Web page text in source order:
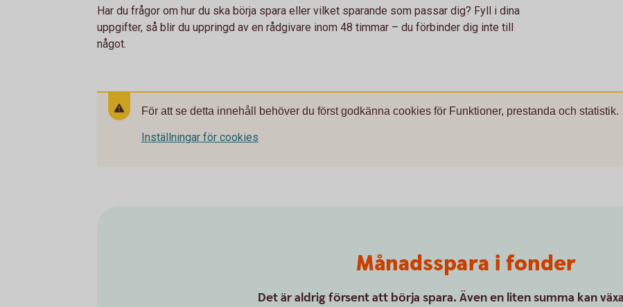
Har du frågor om hur du ska börja spara eller vilket sparande som passar dig? Fyll i dina
uppgifter, så blir du uppringd av en rådgivare inom 48 timmar – du förbinder dig inte till
något.
För att se detta innehåll behöver du först godkänna cookies för Funktioner, prestanda och statistik.
Inställningar för cookies
Månadsspara i fonder
Det är aldrig försent att börja spara. Även en liten summa kan